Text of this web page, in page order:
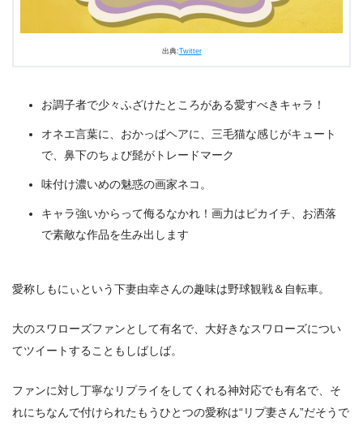
出典:Twitter
お調子者で少々ふざけたところがある愛すべきキャラ！
オネエ言葉に、おかっぱヘアに、三毛猫な感じがキュート
で、鼻下のちょび髭がトレードマーク
味付け濃いめの魅惑の画家ネコ。
キャラ強いからって侮るなかれ！画力はピカイチ、お洒落
で素敵な作品を生み出します
愛称しもにぃという下妻由幸さんの趣味は野球観戦＆自転車。
大のスワローズファンとして有名で、大好きなスワローズについ
てツイートすることもしばしば。
ファンに対し丁寧なリプライをしてくれる神対応でも有名で、そ
れにちなんで付けられたもうひとつの愛称は“リプ妻さん”だそうで